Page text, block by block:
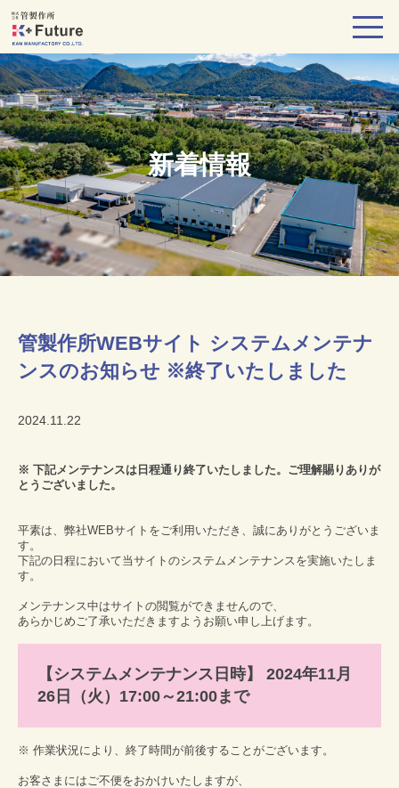
新着情報
管製作所WEBサイト システムメンテナ
ンスのお知らせ ※終了いたしました
2024.11.22
※ 下記メンテナンスは日程通り終了いたしました。ご理解賜りありが
とうございました。
平素は、弊社WEBサイトをご利用いただき、誠にありがとうございま
す。
下記の日程において当サイトのシステムメンテナンスを実施いたしま
す。
メンテナンス中はサイトの閲覧ができませんので、
あらかじめご了承いただきますようお願い申し上げます。
【システムメンテナンス日時】
2024年11月
26日（火）17:00～21:00まで
※ 作業状況により、終了時間が前後することがございます。
お客さまにはご不便をおかけいたしますが、